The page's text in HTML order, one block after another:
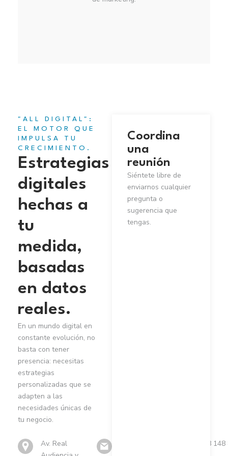
Coordina
una
reunión
Siéntete libre de
enviarnos cualquier
pregunta o
sugerencia que
tengas.
"ALL DIGITAL":
EL MOTOR QUE
IMPULSA TU
CRECIMIENTO.
Estrategias
digitales
hechas a
tu
medida,
basadas
en datos
reales.
En un mundo digital en
constante evolución, no
basta con tener
presencia: necesitas
estrategias
personalizadas que se
adapten a las
necesidades únicas de
tu negocio.
Av. Real
098